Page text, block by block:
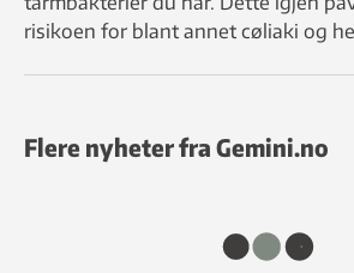
risikoen for blant annet cøliaki og
Flere nyheter fra Gemini.no